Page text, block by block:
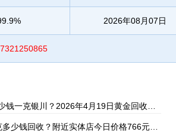
2026年08月07日
钱一克银川？2026年4月19日黄金回收本
1040元/克
少钱回收？附近实体店今日价格766元